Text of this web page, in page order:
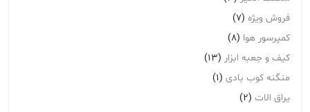
فروش ویژه (7)
کمپرسور هوا (8)
کیف و جعبه ابزار (13)
منگنه کوب بادی (1)
یراق الات (2)